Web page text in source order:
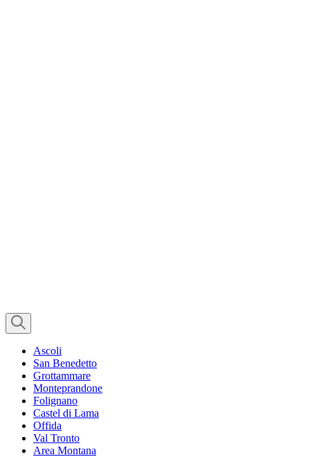
Ascoli
San Benedetto
Grottammare
Monteprandone
Folignano
Castel di Lama
Offida
Val Tronto
Area Montana